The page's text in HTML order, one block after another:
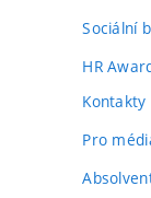
Sociální
HR
Kontakty
Pro